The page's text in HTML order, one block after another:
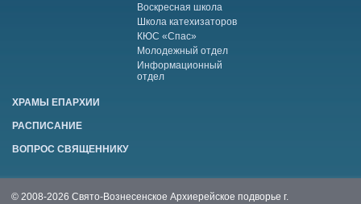
Воскресная школа
Школа катехизаторов
КЮС «Спас»
Молодежный отдел
Информационный
отдел
ХРАМЫ ЕПАРХИИ
РАСПИСАНИЕ
ВОПРОС СВЯЩЕННИКУ
© 2008-2026 Свято-Вознесенское Архиерейское подворье г.